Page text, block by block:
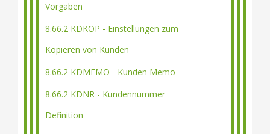
Vorgaben
8.66.2 KDKOP - Einstellungen zum
Kopieren von Kunden
8.66.2 KDMEMO - Kunden Memo
8.66.2 KDNR - Kundennummer
Definition